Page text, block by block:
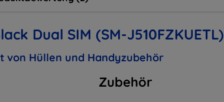
Dual SIM (SM-J510FZKUETL)
von Hüllen und Handyzubehör
Zubehör